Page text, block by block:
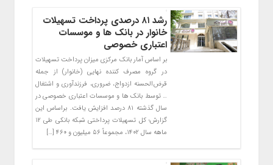
رشد ۸۱ درصدی پرداخت تسهیلات
خانوار در بانک ها و موسسات
اعتباری خصوصی
بر اساس آمار بانک مرکزی میزان پرداخت تسهیلات
در گروه مصرف‌ کننده نهایی (خانوار) از جمله
قرض‌الحسنه ازدواج، ضروری، فرزندآوری و اشتغال
… توسط بانک ها و موسسات اعتباری خصوصی در
سال گذشته ۸۱ درصد افزایش یافت. براساس این
گزارش؛ کل تسهیلات پرداختی شبکه بانکی طی ۱۲
ماهه سال ۱۴۰۲، مجموعاً ۵۶ میلیون و ۴۶۰ […]